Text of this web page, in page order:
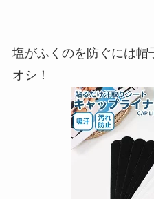
塩がふくのを防ぐには帽
オシ！